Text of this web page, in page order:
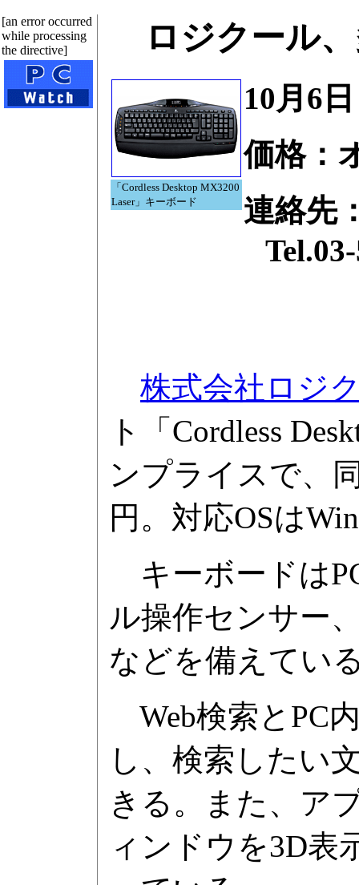
[an error occurred
while processing
the directive]
ロジクール
「Cordless Desktop MX3200
Laser」キーボード
10月6
価格：
連絡先
Tel.03-
株式会社ロジ
ト「Cordless
ンプライスで、
円。対応OSは
キーボードは
ル操作センサー
などを備えてい
Web検索とPC
し、検索したい
きる。また、ア
ィンドウを3D表